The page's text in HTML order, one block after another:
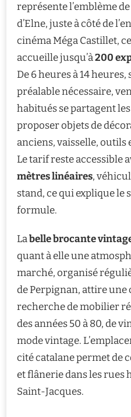
représente l’emblème
d’Elne, juste à côté de
cinéma Méga Castillet,
accueille jusqu’à200
De 6 heures à 14
préalable nécessaire,
habitués se partagent
proposer objets de
anciens, vaisselle, outils
Le tarif reste accessible
mètres linéaires,
stand, ce qui explique le
formule.
Labelle brocante
quant à elle une
marché, organisé
de Perpignan, attire une
recherche de mobilier
des années 50 à 80, de
mode vintage.
cité catalane permet de
et flânerie dans les
Saint-Jacques.